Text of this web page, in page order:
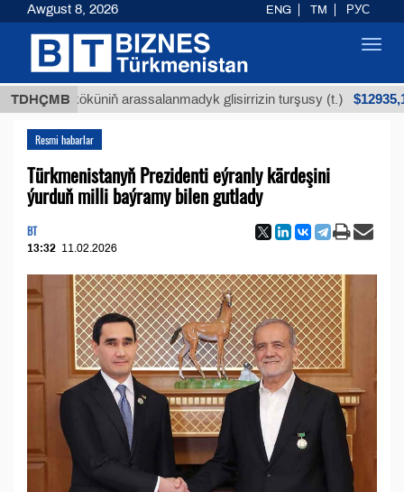
TDHÇMB
köküniň arassalanmadyk glisirrizin turşusy (t.) $12935,18
Resmi habarlar
Türkmenistanyň Prezidenti eýranly kärdeşini
ýurduň milli baýramy bilen gutlady
BT
13:32 11.02.2026
Awgust 8, 2026 ENG TM РУС